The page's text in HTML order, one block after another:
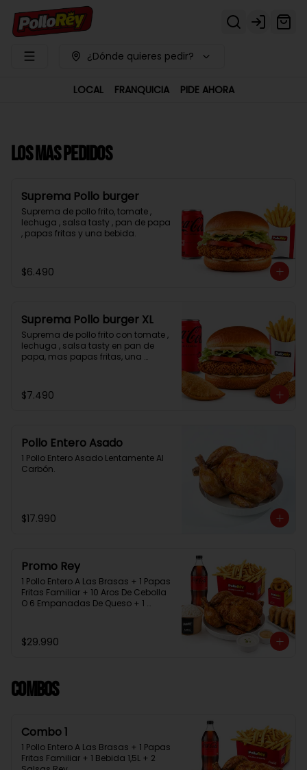
Login
¿Dónde quieres pedir?
LOCAL FRANQUICIA PIDE AHORA
LOS MAS PEDIDOS
Suprema Pollo burger
Suprema de pollo frito, tomate ,
lechuga , salsa tasty , pan de papa
, papas fritas y una bebida.
$6.490
Suprema Pollo burger XL
Suprema de pollo frito con tomate ,
lechuga , salsa tasty en pan de
papa, mas papas fritas, una
$7.490
Pollo Entero Asado
1 Pollo Entero Asado Lentamente Al
Carbón.
$17.990
Promo Rey
1 Pollo Entero A Las Brasas + 1 Papas
Fritas Familiar + 10 Aros De Cebolla
O 6 Empanadas De Queso + 1
$29.990
Combos
Combo 1
1 Pollo Entero A Las Brasas + 1 Papas
Fritas Familiar + 1 Bebida 1,5L + 2